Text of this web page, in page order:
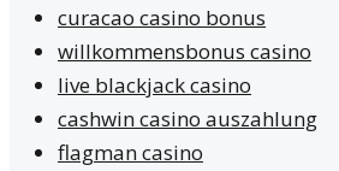
curacao casino bonus
willkommensbonus casino
live blackjack casino
cashwin casino auszahlung
flagman casino